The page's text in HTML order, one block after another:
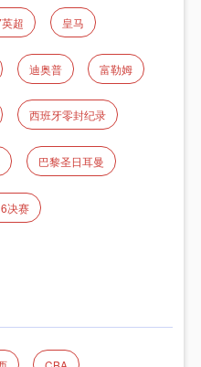
超 皇马
迪奥普 富勒姆
西班牙零封纪录
巴黎圣日耳曼
决赛